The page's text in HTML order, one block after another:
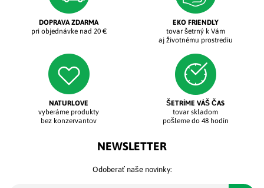
DOPRAVA ZDARMA
pri objednávke nad 20 €
EKO FRIENDLY
tovar šetrný k Vám
aj životnému prostrediu
NATURLOVE
vyberáme produkty
bez konzervantov
ŠETRÍME VÁŠ ČAS
tovar skladom
pošleme do 48 hodín
NEWSLETTER
Odoberať naše novinky: